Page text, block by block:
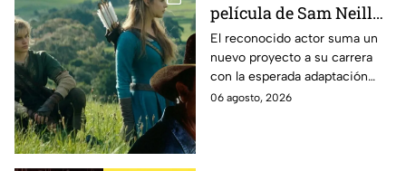
película de Sam Neill
antes de morir: esto es
lo que se sabe hasta
ahora
El reconocido actor suma un
nuevo proyecto a su carrera
con la esperada adaptación
cinematográfica del popular
06 agosto, 2026